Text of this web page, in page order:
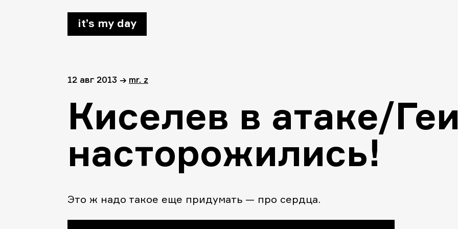
it’s my day
12 авг 2013 → mr. z
Киселев в атаке/
насторожились!
Это ж надо такое еще придумать — про сердца.